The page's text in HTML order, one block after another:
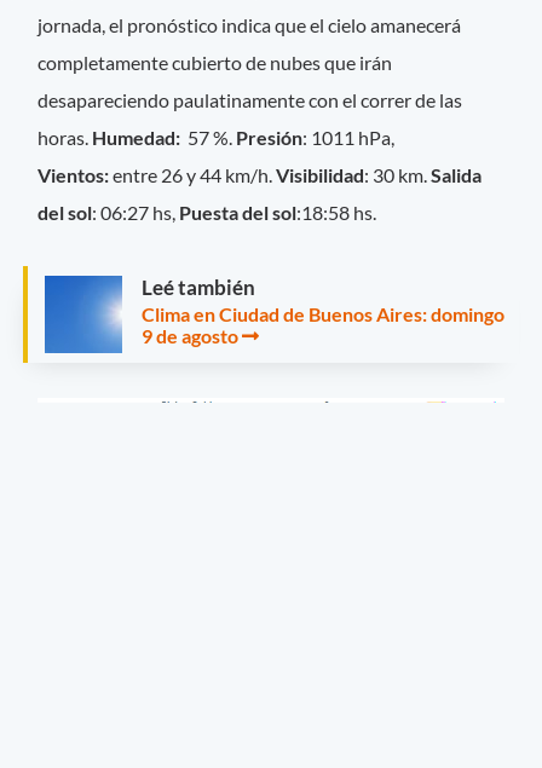
jornada, el pronóstico indica que el cielo amanecerá
completamente cubierto de nubes que irán
desapareciendo paulatinamente con el correr de las
horas. Humedad: 57 %. Presión: 1011 hPa,
Vientos:entre 26 y 44 km/h.Visibilidad: 30 km.Salida
del sol: 06:27 hs, Puesta del sol:18:58 hs.
Leé también
Clima en Ciudad de Buenos Aires: domingo
9 de agosto